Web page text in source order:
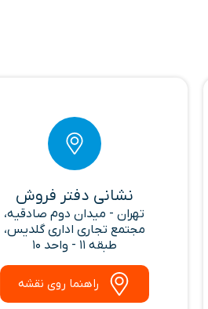
نشانی دفتر فروش
تهران - میدان دوم صادقیه،
مجتمع تجاری اداری گلدیس،
طبقه 11 - واحد 10
راهنما روی نقشه